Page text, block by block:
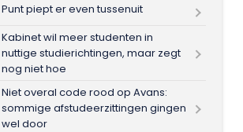
Punt piept er even tussenuit
Kabinet wil meer studenten in
nuttige studierichtingen, maar zegt
nog niet hoe
Niet overal code rood op Avans:
sommige afstudeerzittingen gingen
wel door